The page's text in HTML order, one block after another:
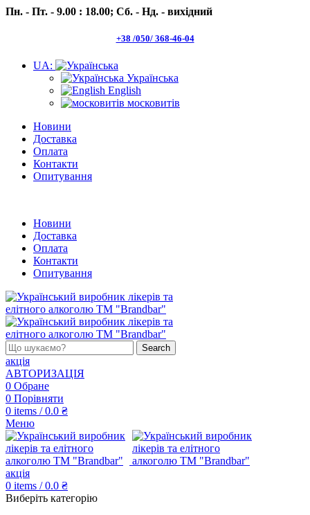
Пн. - Пт. - 9.00 : 18.00; Сб. - Нд. - вихідний
+38 /050/ 368-46-04
UA:
Українська
English
московитів
Новини
Доставка
Оплата
Контакти
Опитування
Новини
Доставка
Оплата
Контакти
Опитування
Search
акція
АВТОРИЗАЦІЯ
0 Обране
0 Порівняти
0 items / 0.0 ₴
Меню
акція
0 items / 0.0 ₴
Виберіть категорію